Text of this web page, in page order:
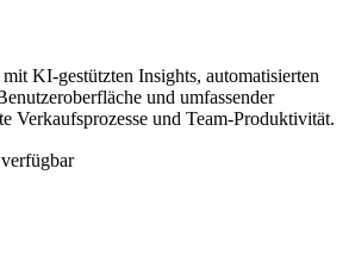
KI-gestützten Insights, automatisierten
und umfassender
Verkaufsprozesse und Team-Produktivität.